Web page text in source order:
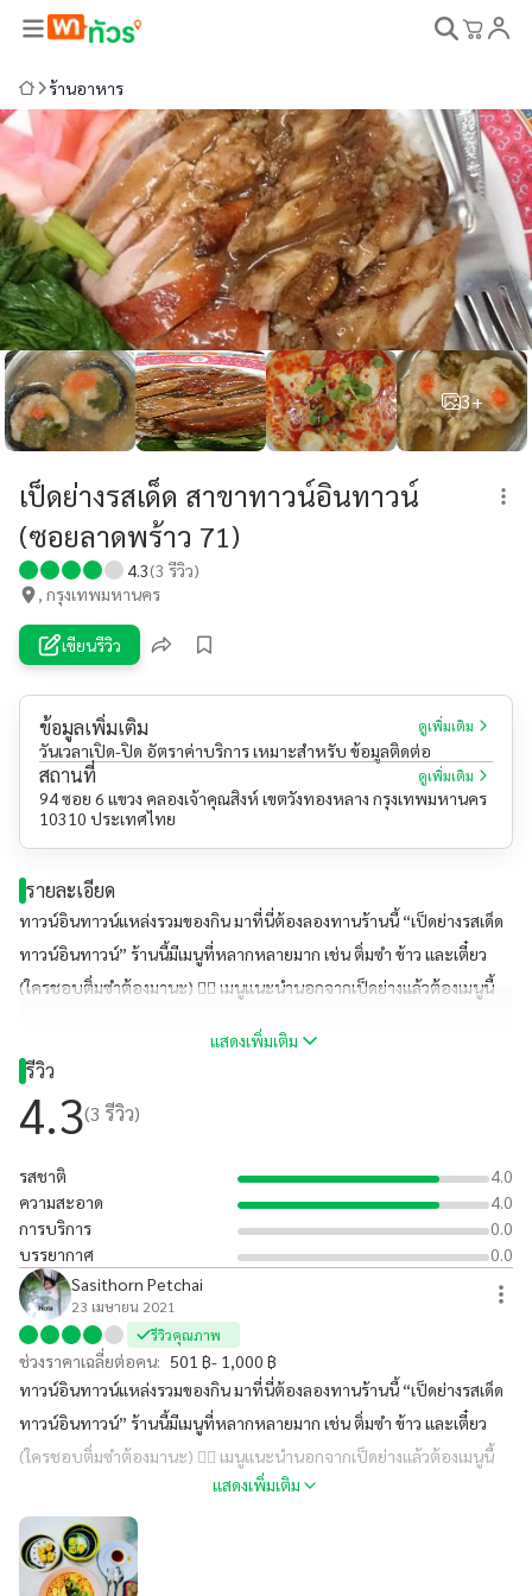
ร้านอาหาร
3+
เป็ดย่างรสเด็ด สาขาทาวน์อินทาวน์
(ซอยลาดพร้าว 71)
4.3(3 รีวิว)
, กรุงเทพมหานคร
เขียนรีวิว
ข้อมูลเพิ่มเติม ดูเพิ่มเติม
วันเวลาเปิด-ปิด อัตราค่าบริการ เหมาะสำหรับ ข้อมูลติดต่อ
สถานที่ ดูเพิ่มเติม
94 ซอย 6 แขวง คลองเจ้าคุณสิงห์ เขตวังทองหลาง กรุงเทพมหานคร
10310 ประเทศไทย
รายละเอียด
ทาวน์อินทาวน์แหล่งรวมของกิน มาที่นี่ต้องลองทานร้านนี้ “เป็ดย่างรสเด็ด
ทาวน์อินทาวน์” ร้านนี้มีเมนูที่หลากหลายมาก เช่น ติ่มซำ ข้าว และเตี๋ยว
(ใครชอบติ่มซำต้องมานะ) 👍🏻 เมนูแนะนำนอกจากเป็ดย่างแล้วต้องเมนูนี้
ราคาประมาณ 100-250 บาท ร้านนี้มี Delivery ด้วยน๊าาา #ร้านนี้ซ้อหยี
แนะนำ #ต้องลองแล้วมั้ย #โคตรจะหิว
แสดงเพิ่มเติม
รีวิว
4.3(3 รีวิว)
รสชาติ
4.0
ความสะอาด
4.0
การบริการ
0.0
บรรยากาศ
0.0
Sasithorn Petchai
23 เมษายน 2021
รีวิวคุณภาพ
ช่วงราคาเฉลี่ยต่อคน: 501 ฿- 1,000 ฿
ทาวน์อินทาวน์แหล่งรวมของกิน มาที่นี่ต้องลองทานร้านนี้ “เป็ดย่างรสเด็ด
ทาวน์อินทาวน์” ร้านนี้มีเมนูที่หลากหลายมาก เช่น ติ่มซำ ข้าว และเตี๋ยว
(ใครชอบติ่มซำต้องมานะ) 👍🏻 เมนูแนะนำนอกจากเป็ดย่างแล้วต้องเมนูนี้
👉🏻ก๋วยเตี๋ยวต้มยำหมู🥰 หนมจีบกุ้ง😘และหนมจีบหยกไข่เค็ม😍👈🏻 อร่อย
ราคาประมาณ 100-250 บาท ร้านนี้มี Delivery ด้วยน๊าาา #ร้านนี้ซ้อหยี
แนะนำ #ต้องลองแล้วมั้ย #โคตรจะหิว
แสดงเพิ่มเติม